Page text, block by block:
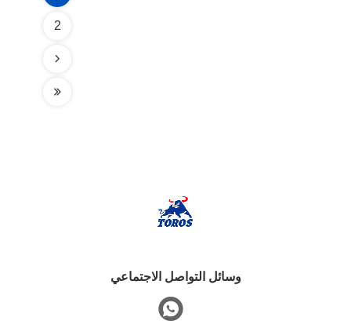
2
وسائل التواصل الاجتماعي